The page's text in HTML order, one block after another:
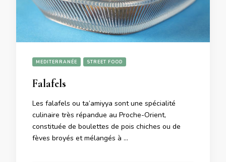
MEDITERRANÉE STREET FOOD
Falafels
Les falafels ou ta‘amiyya sont une spécialité
culinaire très répandue au Proche-Orient,
constituée de boulettes de pois chiches ou de
fèves broyés et mélangés à …